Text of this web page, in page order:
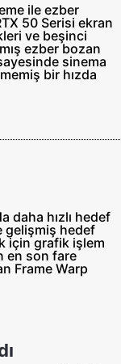
ile ezber
50 Serisi ekran
ve beşinci
ezber bozan
sinema
bir hızda
daha hızlı hedef
gelişmiş hedef
için grafik işlem
en son fare
Frame Warp